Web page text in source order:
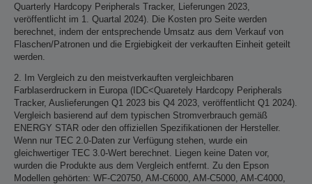
Quarterly Hardcopy Peripherals Tracker, Lieferungen 2023,
veröffentlicht im 1. Quartal 2024). Die Kosten pro Seite werden
berechnet, indem der entsprechende Umsatz aus dem Verkauf von
Flaschen/Patronen und die Ergiebigkeit der verkauften Einheit geteilt
werden.
2. Im Vergleich zu den meistverkauften vergleichbaren
Farblaserdruckern in Europa (IDC<Quaretely Hardcopy Peripherals
Tracker, Auslieferungen Q1 2023 bis Q4 2023, veröffentlicht Q1 2024).
Vergleich basierend auf dem typischen Stromverbrauch gemäß
ENERGY STAR oder den offiziellen Spezifikationen der Hersteller.
Wenn nur TEC 2.0-Daten zur Verfügung stehen, wurde ein
gleichwertiger TEC 3.0-Wert berechnet. Liegen keine Daten vor,
wurden die Produkte aus dem Vergleich entfernt. Zu den Epson
Modellen gehörten: WF-C20750, AM-C6000, AM-C5000, AM-C4000,